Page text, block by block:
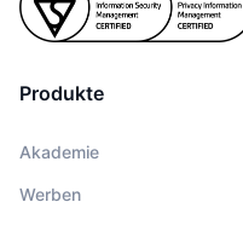
Produkte
Akademie
Werben